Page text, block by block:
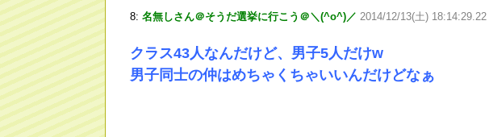
8: 名無しさん＠そうだ選挙に行こう＠＼(^o^)／ 2014/12/13(土) 18:14:29.22
クラス43人なんだけど、男子5人だけw
男子同士の仲はめちゃくちゃいいんだけどなぁ